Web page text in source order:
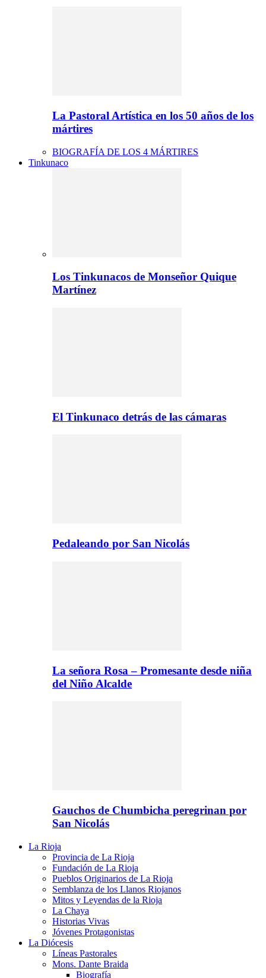
La Pastoral Artística en los 50 años de los
mártires
BIOGRAFÍA DE LOS 4 MÁRTIRES
Tinkunaco
Los Tinkunacos de Monseñor Quique
Martínez
El Tinkunaco detrás de las cámaras
Pedaleando por San Nicolás
La señora Rosa – Promesante desde niña
del Niño Alcalde
Gauchos de Chumbicha peregrinan por
San Nicolás
La Rioja
Provincia de La Rioja
Fundación de La Rioja
Pueblos Originarios de La Rioja
Semblanza de los Llanos Riojanos
Mitos y Leyendas de la Rioja
La Chaya
Historias Vivas
Jóvenes Protagonistas
La Diócesis
Líneas Pastorales
Mons. Dante Braida
Biografía